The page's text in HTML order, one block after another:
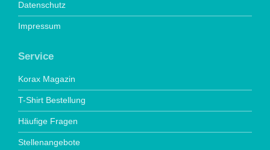
Datenschutz
Impressum
Service
Korax Magazin
T-Shirt Bestellung
Häufige Fragen
Stellenangebote